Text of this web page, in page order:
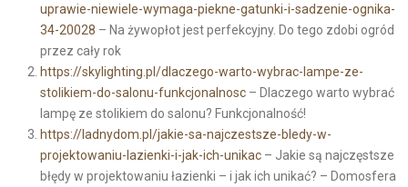
uprawie-niewiele-wymaga-piekne-gatunki-i-sadzenie-ognika-
34-20028 – Na żywopłot jest perfekcyjny. Do tego zdobi ogród
przez cały rok
https://skylighting.pl/dlaczego-warto-wybrac-lampe-ze-
stolikiem-do-salonu-funkcjonalnosc– Dlaczego warto wybrać
lampę ze stolikiem do salonu? Funkcjonalność!
https://ladnydom.pl/jakie-sa-najczestsze-bledy-w-
projektowaniu-lazienki-i-jak-ich-unikac– Jakie są najczęstsze
błędy w projektowaniu łazienki – i jak ich unikać? – Domosfera